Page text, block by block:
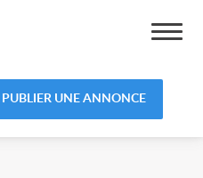
PUBLIER UNE ANNONCE